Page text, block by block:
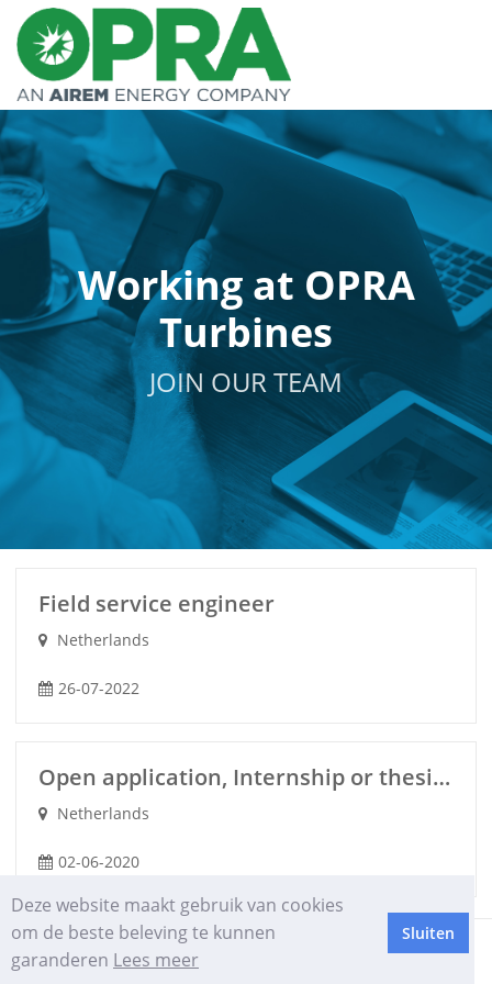
Working at OPRA
Turbines
JOIN OUR TEAM
Field service engineer
Netherlands
26-07-2022
Open application, Internship or thesis assignment
Netherlands
02-06-2020
HROffice | Rethinking HR
Privacy verklaring
Deze website maakt gebruik van cookies
om de beste beleving te kunnen
garanderen Lees meer
Sluiten